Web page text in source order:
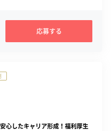
応募する
心したキャリア形成！福利厚生